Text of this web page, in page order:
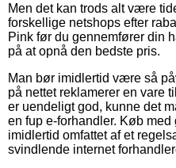
Men det kan trods alt være
forskellige netshops efter
Pink før du gennemfører din
på at opnå den bedste pris.
Man bør imidlertid være så
på nettet reklamerer en vare
er uendeligt god, kunne det
en fup e-forhandler. Køb
imidlertid omfattet af et
svindlende internet